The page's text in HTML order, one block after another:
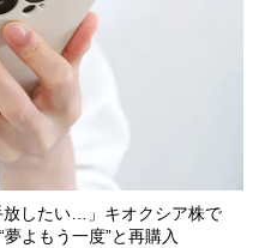
放したい…」キオクシア株で
よもう一度”と再購入